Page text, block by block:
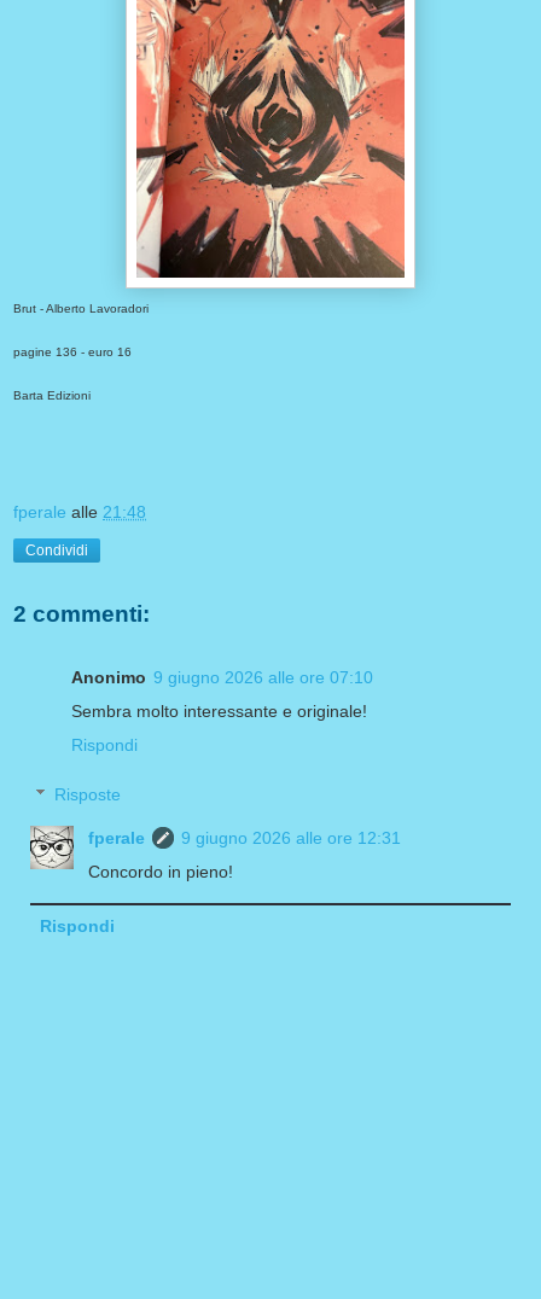
Brut - Alberto Lavoradori
pagine 136 - euro 16
Barta Edizioni
fperale alle 21:48
Condividi
2 commenti:
Anonimo 9 giugno 2026 alle ore 07:10
Sembra molto interessante e originale!
Rispondi
Risposte
fperale
9 giugno 2026 alle ore 12:31
Concordo in pieno!
Rispondi